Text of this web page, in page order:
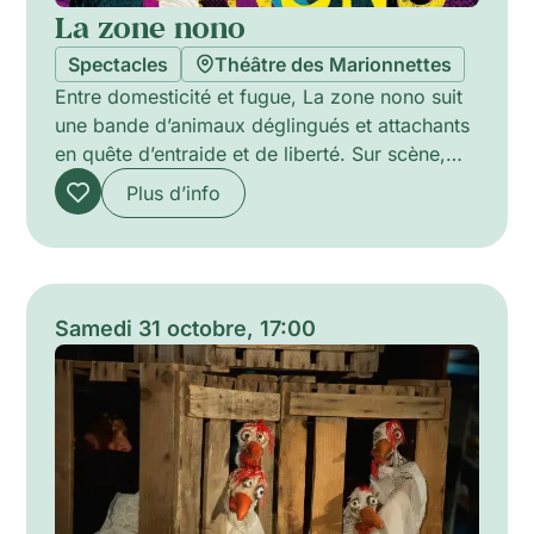
La zone nono
Spectacles
Théâtre des Marionnettes
Entre domesticité et fugue, La zone nono suit
une bande d’animaux déglingués et attachants
en quête d’entraide et de liberté. Sur scène,
deux marionnettistes de table et deux
musicien·nes offrent musique live et chansons
solidarité, la débrouille et l’appel du monde
sauvage.
Plus d’info
Samedi 31 octobre, 17:00